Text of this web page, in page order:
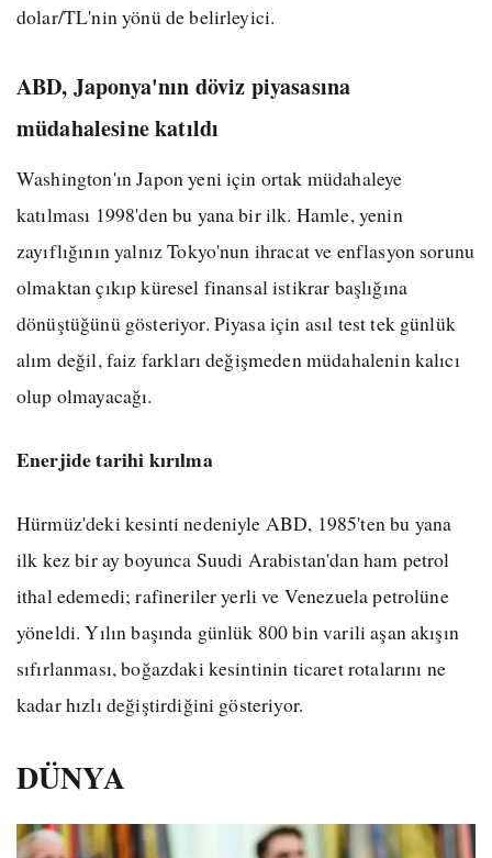
dolar/TL'nin yönü de belirleyici.
ABD, Japonya'nın döviz piyasasına
müdahalesine katıldı
Washington'ın Japon yeni için ortak müdahaleye
katılması 1998'den bu yana bir ilk. Hamle, yenin
zayıflığının yalnız Tokyo'nun ihracat ve enflasyon sorunu
olmaktan çıkıp küresel finansal istikrar başlığına
dönüştüğünü gösteriyor. Piyasa için asıl test tek günlük
alım değil, faiz farkları değişmeden müdahalenin kalıcı
olup olmayacağı.
Enerjide tarihi kırılma
Hürmüz'deki kesinti nedeniyle ABD, 1985'ten bu yana
ilk kez bir ay boyunca Suudi Arabistan'dan ham petrol
ithal edemedi; rafineriler yerli ve Venezuela petrolüne
yöneldi. Yılın başında günlük 800 bin varili aşan akışın
sıfırlanması, boğazdaki kesintinin ticaret rotalarını ne
kadar hızlı değiştirdiğini gösteriyor.
DÜNYA